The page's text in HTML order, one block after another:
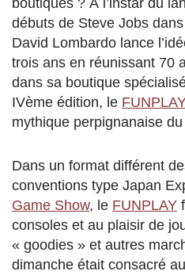
boutiques ? À l’instar du
débuts de Steve Jobs
David Lombardo lance
trois ans en réunissant 70
dans sa boutique
IVème édition, le
mythique perpignanaise
Dans un format différent
conventions type Japan
Game Show, le FUNPLAY
consoles et au plaisir de
« goodies » et autres
dimanche était consacré